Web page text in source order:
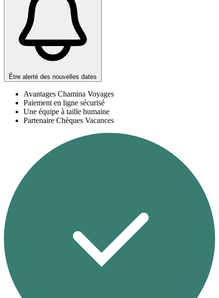
Être alerté des nouvelles dates
Avantages Chamina Voyages
Paiement en ligne sécurisé
Une équipe à taille humaine
Partenaire Chèques Vacances